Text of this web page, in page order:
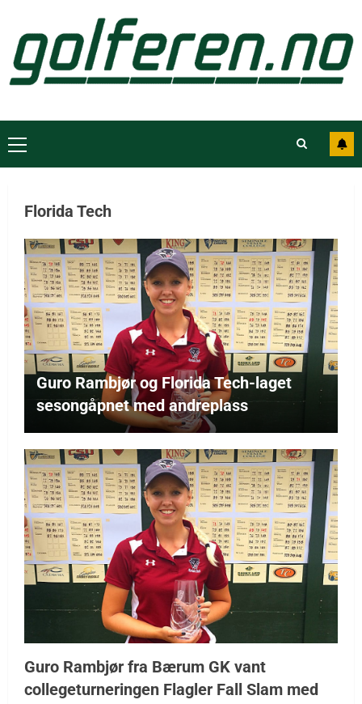
Florida Tech
Guro Rambjør og Florida Tech-laget
sesongåpnet med andreplass
Guro Rambjør fra Bærum GK vant
collegeturneringen Flagler Fall Slam med